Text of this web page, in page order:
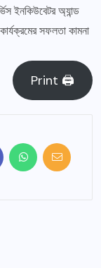
ইনকিউবেটর অ্যান্ড
কার্যক্রমের সফলতা কামনা
Print 🖨